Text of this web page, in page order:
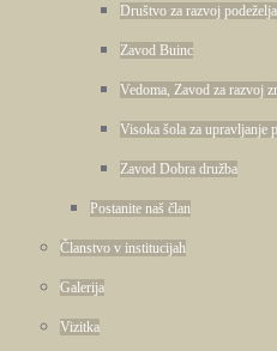
Društvo za razvoj
Zavod Buinc
Vedoma, Zavod za razvoj
Visoka šola za upravljanje
Zavod Dobra družba
Postanite naš član
Članstvo v institucijah
Galerija
Vizitka